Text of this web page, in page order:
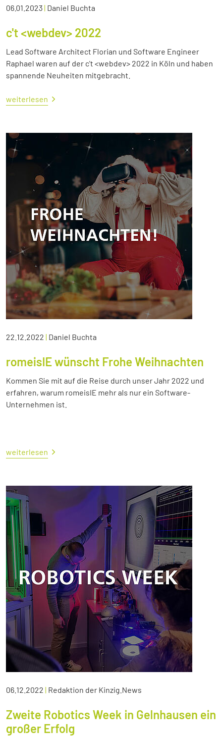
06.01.2023| Daniel Buchta
c't <webdev> 2022
Lead Software Architect Florian und Software Engineer
Raphael waren auf der c't <webdev> 2022 in Köln und haben
spannende Neuheiten mitgebracht.
weiterlesen
22.12.2022 | Daniel Buchta
romeisIE wünscht Frohe Weihnachten
Kommen Sie mit auf die Reise durch unser Jahr 2022 und
erfahren, warum romeisIE mehr als nur ein Software-
Unternehmen ist.
weiterlesen
06.12.2022 | Redaktion der Kinzig.News
Zweite Robotics Week in Gelnhausen ein
großer Erfolg